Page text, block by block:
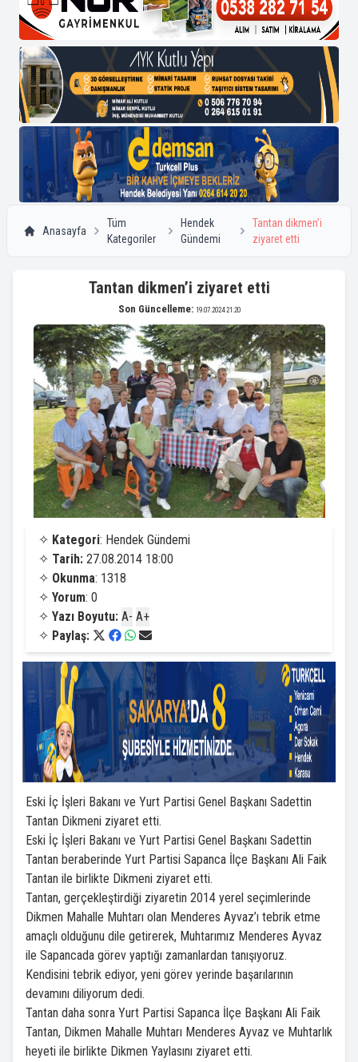
Anasayfa
Tüm
Kategoriler
Hendek
Gündemi
Tantan dikmen’i
ziyaret etti
Tantan dikmen’i ziyaret etti
Son Güncelleme: 19.07.2024 21:20
✧ Kategori: Hendek Gündemi
✧ Tarih: 27.08.2014 18:00
✧ Okunma: 1318
✧ Yorum: 0
✧ Yazı Boyutu: A- A+
✧ Paylaş:
Eski İç İşleri Bakanı ve Yurt Partisi Genel Başkanı Sadettin
Tantan Dikmeni ziyaret etti.
Eski İç İşleri Bakanı ve Yurt Partisi Genel Başkanı Sadettin
Tantan beraberinde Yurt Partisi Sapanca İlçe Başkanı Ali Faik
Tantan ile birlikte Dikmeni ziyaret etti.
Tantan, gerçekleştirdiği ziyaretin 2014 yerel seçimlerinde
Dikmen Mahalle Muhtarı olan Menderes Ayvaz’ı tebrik etme
amaçlı olduğunu dile getirerek, Muhtarımız Menderes Ayvaz
ile Sapancada görev yaptığı zamanlardan tanışıyoruz.
Kendisini tebrik ediyor, yeni görev yerinde başarılarının
devamını diliyorum dedi.
Tantan daha sonra Yurt Partisi Sapanca İlçe Başkanı Ali Faik
Tantan, Dikmen Mahalle Muhtarı Menderes Ayvaz ve Muhtarlık
heyeti ile birlikte Dikmen Yaylasını ziyaret etti.